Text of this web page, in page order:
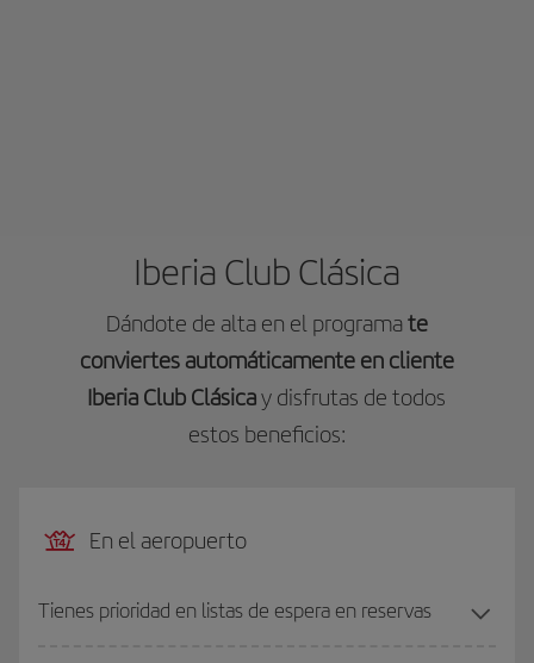
Iberia Club Clásica
Dándote de alta en el programate
conviertes automáticamente en cliente
Iberia Club Clásicay disfrutas de todos
estos beneficios:
En el aeropuerto
Tienes prioridad en listas de espera en reservas